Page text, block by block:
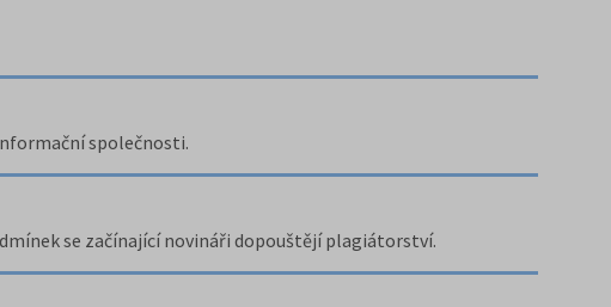
společnosti.
se začínající novináři dopouštějí plagiátorství.